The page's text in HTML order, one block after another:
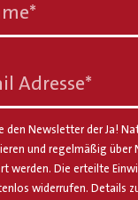
*
Adresse*
den Newsletter der Ja!
und regelmäßig über
werden. Die erteilte
widerrufen. Details